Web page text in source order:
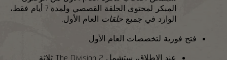
المبكر لمحتوى الحلقة القصصي ولمدة 7 أيام
فقط،
الوارد في جميع حلقات العام الأول.
فتح فورية لتخصصات العام الأول
عند الإطلاق، ستشمل The Division 2 ثلاثة